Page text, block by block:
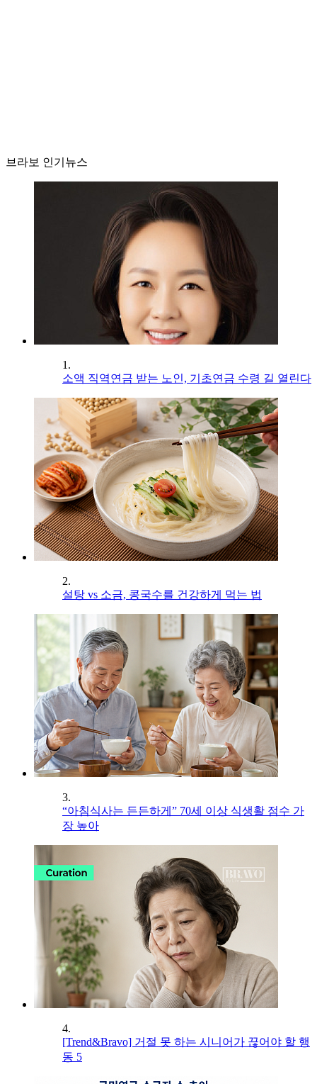
브라보 인기뉴스
1.
소액 직역연금 받는 노인, 기초연금 수령 길 열린다
2.
설탕 vs 소금, 콩국수를 건강하게 먹는 법
3.
“아침식사는 든든하게” 70세 이상 식생활 점수 가
장 높아
4.
[Trend&Bravo] 거절 못 하는 시니어가 끊어야 할 행
동 5